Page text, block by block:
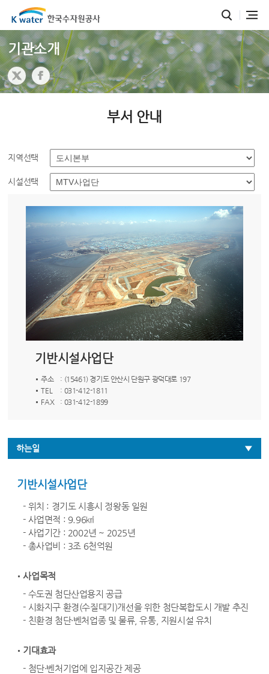
기관소개
부서 안내
지역선택
시설선택
기반시설사업단
주소
: (15461) 경기도 안산시 단원구 광덕대로 197
TEL
: 031-412-1811
FAX
: 031-412-1899
하는일
기반시설사업단
- 위치 : 경기도 시흥시 정왕동 일원
- 사업면적 : 9.96㎢
- 사업기간 : 2002년 ~ 2025년
- 총사업비 : 3조 6천억원
사업목적
- 수도권 첨단산업용지 공급
- 시화지구 환경(수질대기)개선을 위한 첨단복합도시 개발 추진
- 친환경 첨단·벤처업종 및 물류, 유통, 지원시설 유치
기대효과
- 첨단·벤처기업에 입지공간 제공